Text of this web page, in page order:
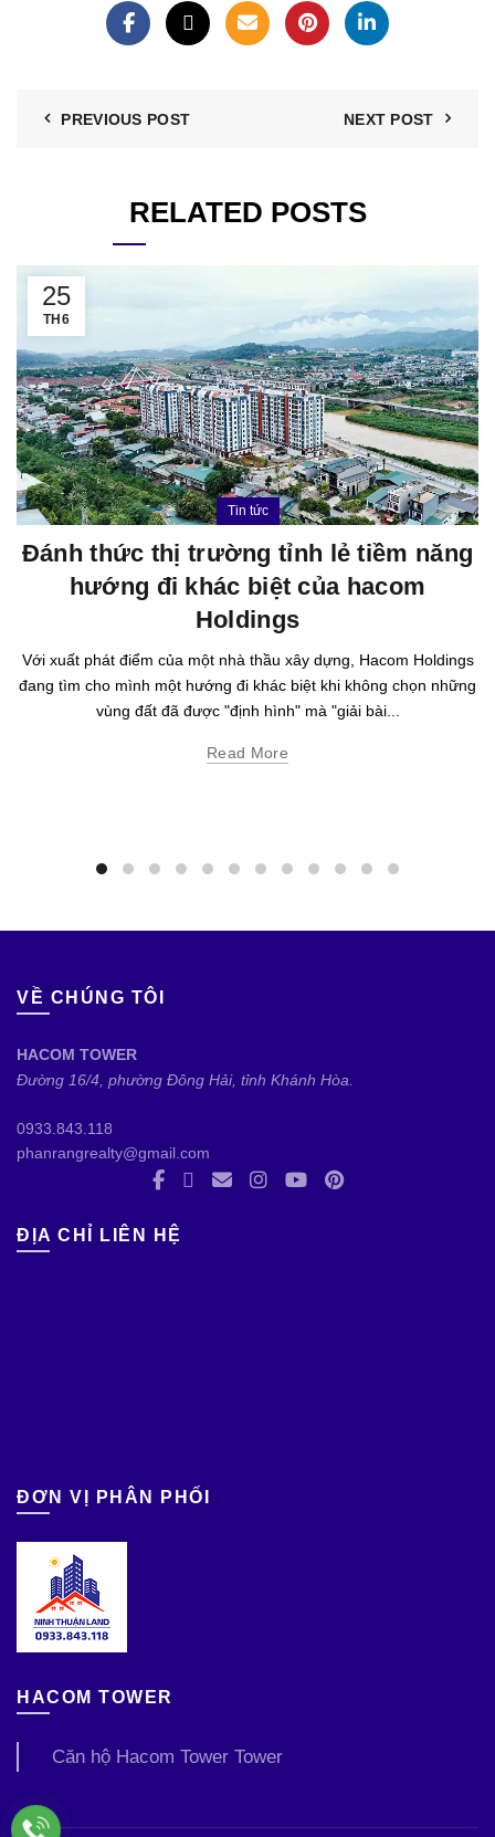
PREVIOUS POST NEXT POST
RELATED POSTS
25
TH6
Tin tức
Đánh thức thị trường tỉnh lẻ tiềm năng
hướng đi khác biệt của hacom
Holdings
Với xuất phát điểm của một nhà thầu xây dựng, Hacom Holdings
đang tìm cho mình một hướng đi khác biệt khi không chọn những
vùng đất đã được "định hình" mà "giải bài...
Read More
VỀ CHÚNG TÔI
HACOM TOWER
Đường 16/4, phường Đông Hải, tỉnh Khánh Hòa.
0933.843.118
phanrangrealty@gmail.com
ĐỊA CHỈ LIÊN HỆ
ĐƠN VỊ PHÂN PHỐI
HACOM TOWER
Căn hộ Hacom Tower Tower